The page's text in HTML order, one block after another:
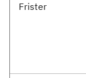
Frister